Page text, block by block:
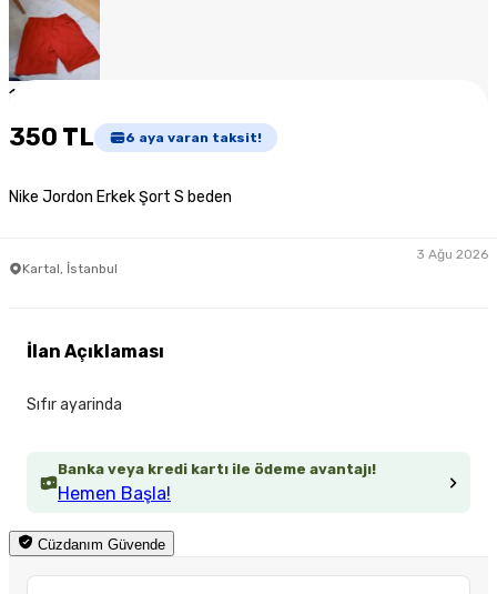
1
350 TL 6 aya varan taksit!
Nike Jordon Erkek Şort S beden
Kartal, İstanbul
3 Ağu 2026
Banka veya kredi kartı ile ödeme avantajı!
Hemen Başla!
Cüzdanım Güvende
İlan Açıklaması
Sıfır ayarinda